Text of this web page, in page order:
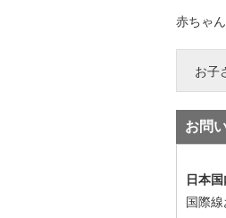
赤ちゃ
お子
お問
日本
国際